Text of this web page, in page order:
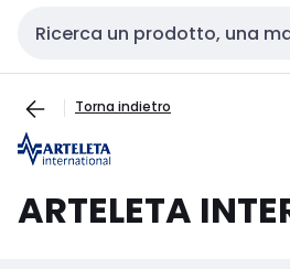
Cerca input
Torna indietro
ARTELETA